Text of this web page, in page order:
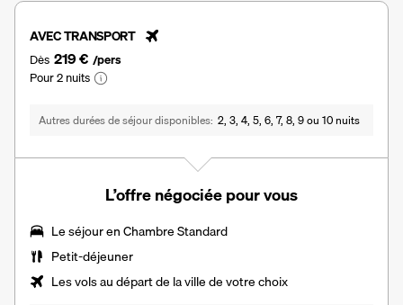
AVEC TRANSPORT
Dès 219 € /pers
Pour 2 nuits
Autres durées de séjour disponibles 2, 3, 4, 5, 6, 7, 8, 9 ou 10 nuits
L’offre négociée pour vous
Le séjour enChambre Standard
Petit-déjeuner
Les vols au départ de la ville de votre choix